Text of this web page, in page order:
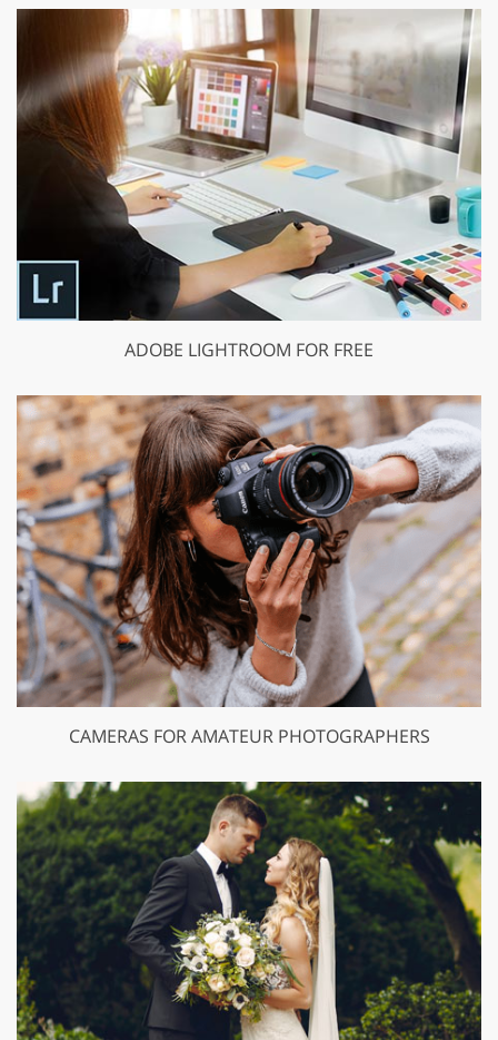
ADOBE LIGHTROOM FOR FREE
CAMERAS FOR AMATEUR PHOTOGRAPHERS